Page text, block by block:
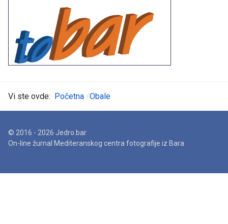
Vi ste ovde: Početna Obale
© 2016 - 2026 Jedro.bar
On-line žurnal Mediteranskog centra fotografije iz Bara